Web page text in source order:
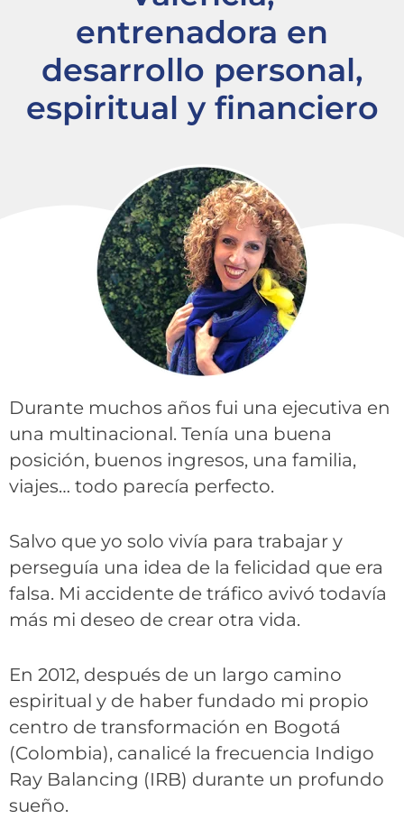
entrenadora en
desarrollo personal,
espiritual y financiero
Durante muchos años fui una ejecutiva en
una multinacional. Tenía una buena
posición, buenos ingresos, una familia,
viajes… todo parecía perfecto.
Salvo que yo solo vivía para trabajar y
perseguía una idea de la felicidad que era
falsa. Mi accidente de tráfico avivó todavía
más mi deseo de crear otra vida.
En 2012, después de un largo camino
espiritual y de haber fundado mi propio
centro de transformación en Bogotá
(Colombia), canalicé la frecuencia Indigo
Ray Balancing (IRB) durante un profundo
sueño.